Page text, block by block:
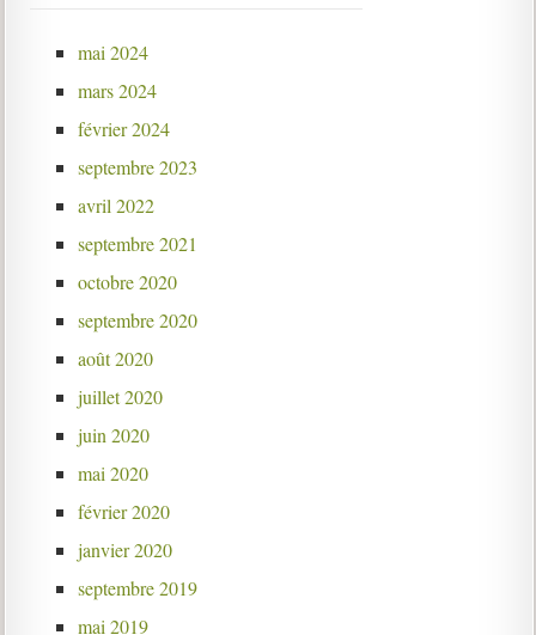
mai 2024
mars 2024
février 2024
septembre 2023
avril 2022
septembre 2021
octobre 2020
septembre 2020
août 2020
juillet 2020
juin 2020
mai 2020
février 2020
janvier 2020
septembre 2019
mai 2019